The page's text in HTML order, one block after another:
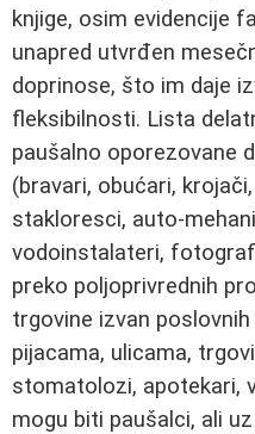
knjige, osim evidencije
unapred utvrđen
doprinose, što im daje
fleksibilnosti. Lista
paušalno oporezovane
(bravari, obućari,
stakloresci,
vodoinstalateri,
preko poljoprivrednih
trgovine izvan
pijacama, ulicama,
stomatolozi, apotekari,
mogu biti paušalci, ali